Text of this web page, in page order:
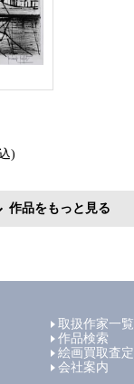
)
作品をもっと見る
取扱作家一覧
作品検索
絵画買取査定
会社案内